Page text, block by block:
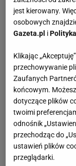
jest kierowany.
osobowych
Gazeta.pl i
Klikając
przechowywanie
Zaufanych
końcowym.
dotyczące plików
twoimi
odnośnik
przechodząc do
ustawień plików
przeglądarki.